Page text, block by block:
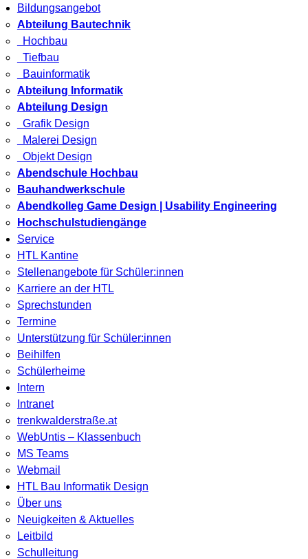
Bildungsangebot
Abteilung Bautechnik
Hochbau
Tiefbau
Bauinformatik
Abteilung Informatik
Abteilung Design
Grafik Design
Malerei Design
Objekt Design
Abendschule Hochbau
Bauhandwerkschule
Abendkolleg Game Design | Usability Engineering
Hochschulstudiengänge
Service
HTL Kantine
Stellenangebote für Schüler:innen
Karriere an der HTL
Sprechstunden
Termine
Unterstützung für Schüler:innen
Beihilfen
Schülerheime
Intern
Intranet
trenkwalderstraße.at
WebUntis – Klassenbuch
MS Teams
Webmail
HTL Bau Informatik Design
Über uns
Neuigkeiten & Aktuelles
Leitbild
Schulleitung